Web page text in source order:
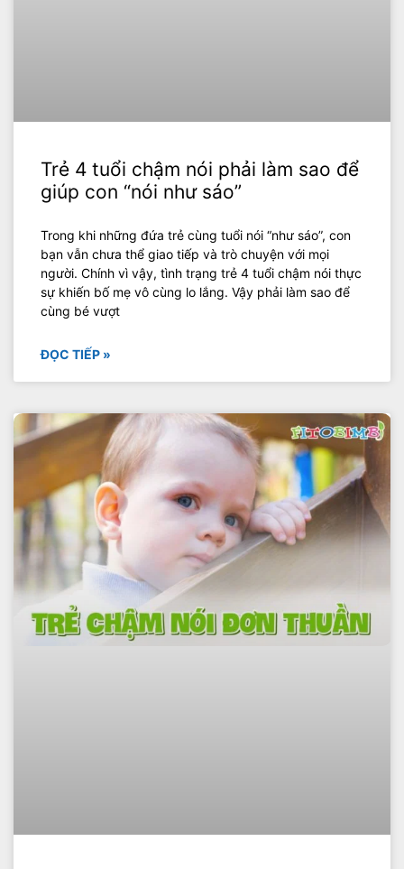
Trẻ 4 tuổi chậm nói phải làm sao để
giúp con “nói như sáo”
Trong khi những đứa trẻ cùng tuổi nói “như sáo”, con
bạn vẫn chưa thể giao tiếp và trò chuyện với mọi
người. Chính vì vậy, tình trạng trẻ 4 tuổi chậm nói thực
sự khiến bố mẹ vô cùng lo lắng. Vậy phải làm sao để
cùng bé vượt
ĐỌC TIẾP »